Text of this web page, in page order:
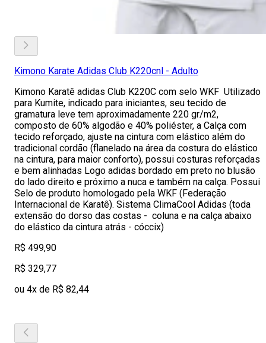
Kimono Karate Adidas Club K220cnl - Adulto
Kimono Karatê adidas Club K220C com selo WKF Utilizado
para Kumite, indicado para iniciantes, seu tecido de
gramatura leve tem aproximadamente 220 gr/m2,
composto de 60% algodão e 40% poliéster, a Calça com
tecido reforçado, ajuste na cintura com elástico além do
tradicional cordão (flanelado na área da costura do elástico
na cintura, para maior conforto), possui costuras reforçadas
e bem alinhadas Logo adidas bordado em preto no blusão
do lado direito e próximo a nuca e também na calça. Possui
Selo de produto homologado pela WKF (Federação
Internacional de Karatê). Sistema ClimaCool Adidas (toda
extensão do dorso das costas - coluna e na calça abaixo
do elástico da cintura atrás - cóccix)
R$ 499,90
R$ 329,77
ou 4x de R$ 82,44